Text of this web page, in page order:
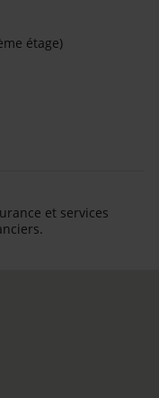
étage)
et services